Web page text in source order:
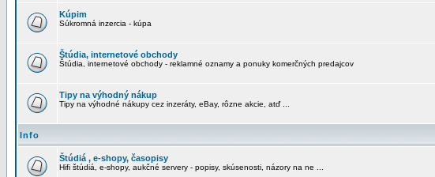
Kúpim
Súkromná inzercia - kúpa
Štúdia, internetové obchody
Štúdia, internetové obchody - reklamné oznamy a ponuky komerčných predajcov
Tipy na výhodný nákup
Tipy na výhodné nákupy cez inzeráty, eBay, rôzne akcie, atď ...
Info
Štúdiá , e-shopy, časopisy
Hifi štúdiá, e-shopy, aukčné servery - popisy, skúsenosti, názory na ne ...